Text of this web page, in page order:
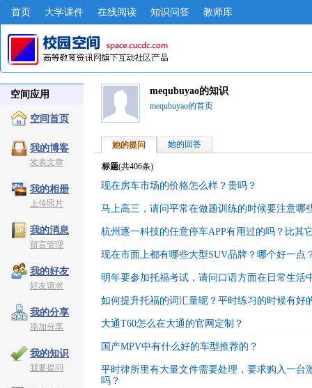
首页 大学课件 在线阅读 知识问答 教师库
空间应用
空间首页
我的博客
发表文章
我的相册
上传照片
我的消息
留言管理
我的好友
好友请求
我的分享
添加分享
我的知识
我要提问
mequbuyao的知识
mequbuyao的首页
她的提问 她的回答
标题(共406条)
现在房车市场的价格怎么样？贵吗？
马上高三，请问平常在做题训练的时候要注意哪
杭州逐一科技的任意停车APP有用过的吗？比其
现在市面上都有哪些大型SUV品牌？哪个好一点
明年要参加托福考试，请问口语方面在日常生活
如何提升托福的词汇量呢？平时练习的时候有好
大通T60怎么在大通的官网定制？
国产MPV中有什么好的车型推荐的？
平时律所里有大量文件需要处理，要求购入一台
吗？